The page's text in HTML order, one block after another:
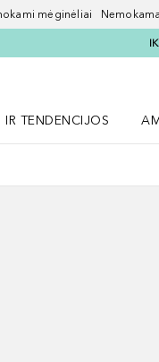
mėginėliai
TENDENCIJOS